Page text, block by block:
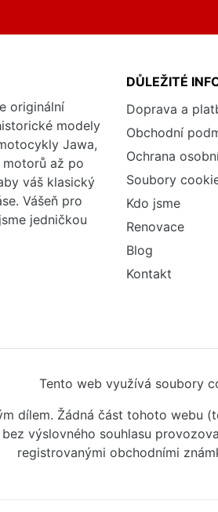
originální
modely
Jawa,
motorů až po
váš klasický
Vášeň pro
jedničkou
DŮLEŽITÉ
Doprava a
Obchodní
Ochrana
Soubory
Kdo jsme
Renovace
Blog
Kontakt
Tento web využívá soubory
dílem. Žádná část tohoto webu
výslovného souhlasu
registrovanými obchodními